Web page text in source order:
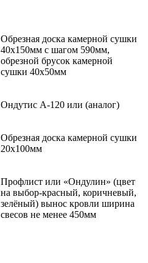
Обрезная доска камерной сушки
40х150мм с шагом 590мм,
обрезной брусок камерной
сушки 40х50мм
Ондутис А-120 или (аналог)
Обрезная доска камерной сушки
20х100мм
Профлист или «Ондулин» (цвет
на выбор-красный, коричневый,
зелёный) вынос кровли ширина
свесов не менее 450мм